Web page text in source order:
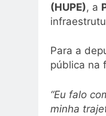
(HUPE), a
Para a
pública na
“Eu falo
minha